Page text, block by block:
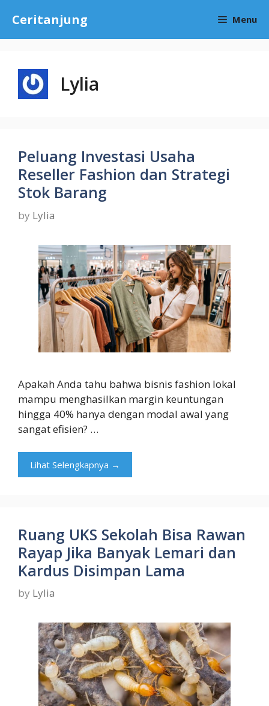
content
Ceritanjung Menu
Lylia
Peluang Investasi Usaha
Reseller Fashion dan Strategi
Stok Barang
by Lylia
Apakah Anda tahu bahwa bisnis fashion lokal
mampu menghasilkan margin keuntungan
hingga 40% hanya dengan modal awal yang
sangat efisien? …
Lihat Selengkapnya →
Ruang UKS Sekolah Bisa Rawan
Rayap Jika Banyak Lemari dan
Kardus Disimpan Lama
by Lylia